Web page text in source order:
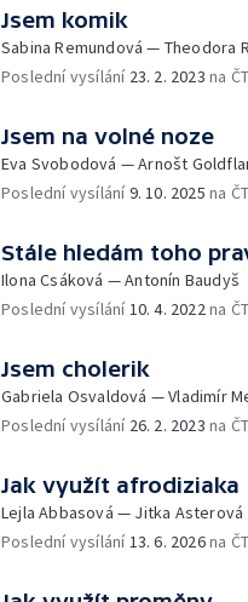
Jsem komik
Sabina Remundová — Theodora
Poslední vysílání 23. 2. 2023 na
Jsem na volné noze
Eva Svobodová — Arnošt
Poslední vysílání9. 10. 2025 na
Stále hledám toho
Ilona Csáková — Antonín Baudyš
Poslední vysílání10. 4. 2022na
Jsem cholerik
Gabriela Osvaldová — Vladimír
Poslední vysílání 26. 2. 2023 na
Jak využít afrodiziaka
Lejla Abbasová — Jitka Asterová
Poslední vysílání13. 6. 2026na